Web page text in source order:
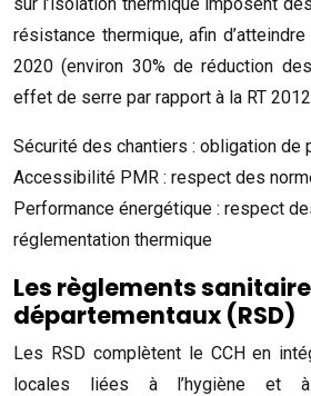
résistance thermique, afin
2020 (environ 30% de réduction
effet de serre par rapport à la RT
Sécurité des chantiers : obligation de
Accessibilité PMR : respect des
Performance énergétique : respect
réglementation thermique
Les règlements
départementaux (RSD)
Les RSD complètent le CCH en
locales liées à l’hygiène et